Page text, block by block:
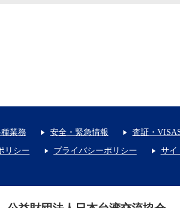
業務 安全・緊急情報 査証・
リシー プライバシーポリシー サイ